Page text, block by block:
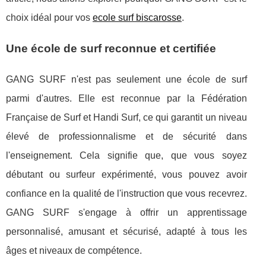
choix idéal pour vos ecole surf biscarosse.
Une école de surf reconnue et certifiée
GANG SURF n'est pas seulement une école de surf
parmi d'autres. Elle est reconnue par la Fédération
Française de Surf et Handi Surf, ce qui garantit un niveau
élevé de professionnalisme et de sécurité dans
l'enseignement. Cela signifie que, que vous soyez
débutant ou surfeur expérimenté, vous pouvez avoir
confiance en la qualité de l'instruction que vous recevrez.
GANG SURF s'engage à offrir un apprentissage
personnalisé, amusant et sécurisé, adapté à tous les
âges et niveaux de compétence.